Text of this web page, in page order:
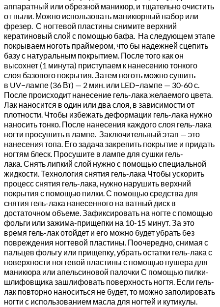
аппаратный или обрезной маникюр, и тщательно очистить
от пыли. Можно использовать маникюрный набор или
фрезер. С ногтевой пластины снимите верхний
кератиновый слой с помощью бафа. На следующем этапе
покрываем ноготь праймером, что бы надежней сцепить
базу с натуральным покрытием. После того как он
высохнет (1 минута) приступаем к нанесению тонкого
слоя базового покрытия. Затем ноготь можно сушить
в UV−лампе (36 Вт) — 2 мин. или LED−лампе — 30-60 с.
После происходит нанесение гель-лака желаемого цвета.
Лак наносится в один или два слоя, в зависимости от
плотности. Чтобы избежать деформации гель-лака нужно
наносить тонко. После нанесения каждого слоя гель-лака
ногти просушить в лампе. Заключительный этап — это
нанесения топа. Его задача закрепить покрытие и придать
ногтям блеск. Просушите в лампе для сушки гель-
лака. Снять липкий слой нужно с помощью специальной
жидкости. Технология снятия гель-лака Чтобы ускорить
процесс снятия гель-лака, нужно нарушить верхний
покрытия с помощью пилки. С помощью средства для
снятия гель-лака нанесенного на ватный диск в
достаточном объеме. Зафиксировать на ногте с помощью
фольги или зажима-прищепки на 10-15 минут. За это
время гель-лак отойдет и его можно будет убрать без
повреждения ногтевой пластины. Поочередно, снимая с
пальцев фольгу или прищепку, убрать остатки гель-лака с
поверхности ногтевой пластины с помощью пушера для
маникюра или апельсиновой палочки С помощью пилки-
шлифовщика зашлифовать поверхность ногтя. Если гель-
лак повторно наноситься не будет, то можно заполировать
ногти с использованием масла для ногтей и кутикулы.